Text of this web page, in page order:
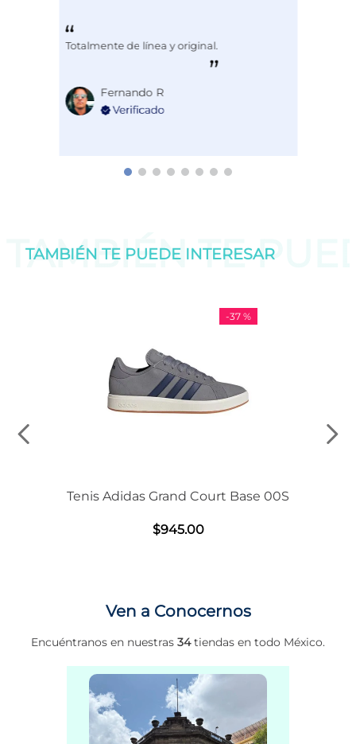
Totalmente de línea y original.
Fernando R
TAMBIÉN TE
TAMBIÉN TE PUEDE INTERESAR
-37 %
Tenis Adidas Grand Court Base 00S
$945.00
Ven a Conocernos
Encuéntranos en nuestras 34tiendas en todo México.